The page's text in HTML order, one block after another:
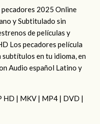
pecadores 2025 Online
y Subtitulado sin
de películas y
Los pecadores película
en tu idioma, en
Audio español Latino y
HD | MKV | MP4 | DVD |